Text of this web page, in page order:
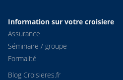
Information sur votre croisiere
Assurance
Séminaire / groupe
Formalité
Blog Croisieres.fr